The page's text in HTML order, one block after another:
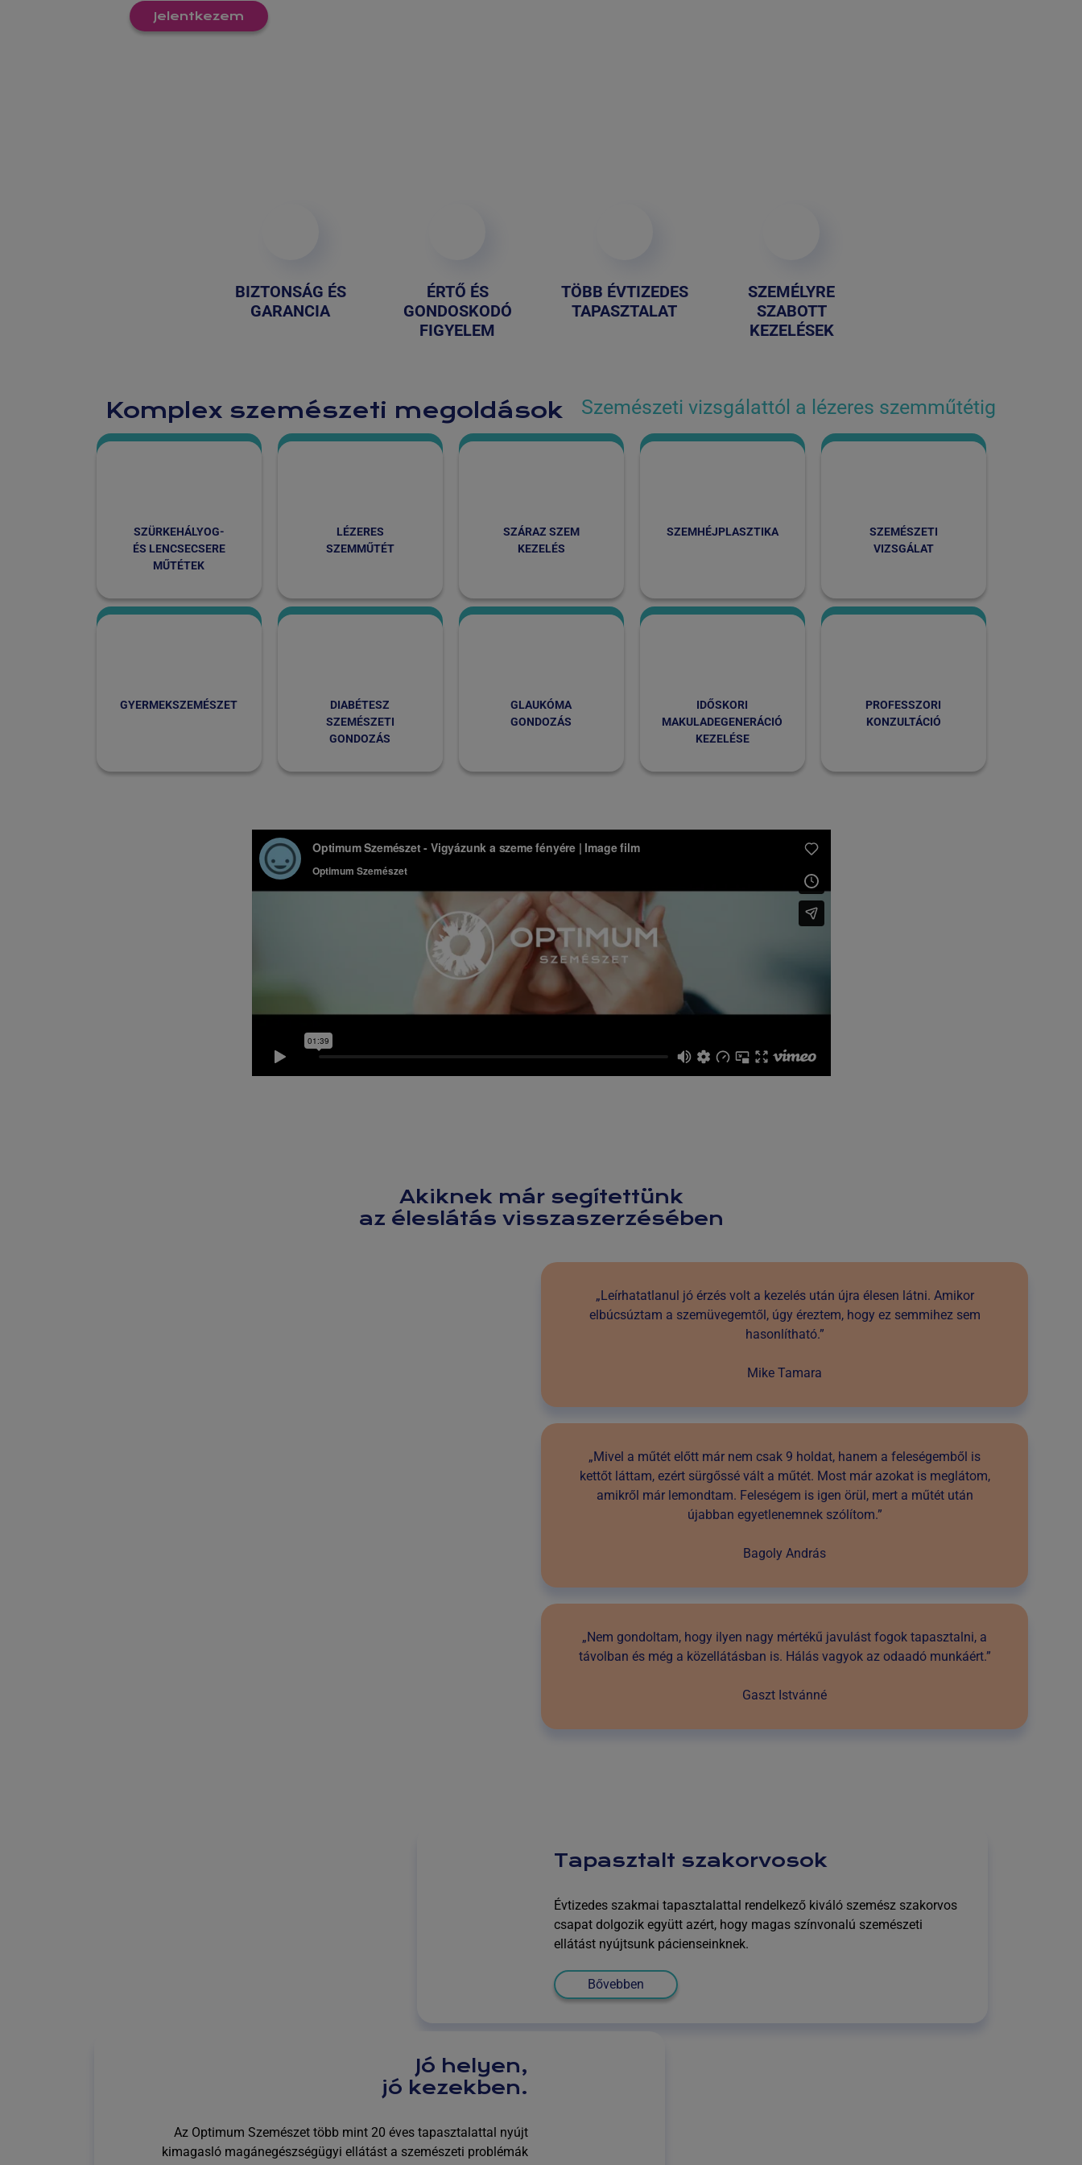
Jelentkezem
BIZTONSÁG ÉS
GARANCIA
ÉRTŐ ÉS
GONDOSKODÓ
FIGYELEM
TÖBB ÉVTIZEDES
TAPASZTALAT
SZEMÉLYRE
SZABOTT
KEZELÉSEK
Komplex szemészeti megoldások Szemészeti vizsgálattól a lézeres szemműtétig
SZÜRKEHÁLYOG-
ÉS LENCSECSERE
MŰTÉTEK
LÉZERES
SZEMMŰTÉT
SZÁRAZ SZEM
KEZELÉS
SZEMHÉJ­PLASZTIKA
SZEMÉSZETI
VIZSGÁLAT
GYERMEK­SZEMÉSZET
DIABÉTESZ
SZEMÉSZETI
GONDOZÁS
GLAUKÓMA
GONDOZÁS
IDŐSKORI
MAKULA­DEGENERÁCIÓ
KEZELÉSE
PROFESSZORI
KONZULTÁCIÓ
Akiknek már segítettünk
az éleslátás visszaszerzésében
„Leírhatatlanul jó érzés volt a kezelés után újra élesen látni. Amikor
elbúcsúztam a szemüvegemtől, úgy éreztem, hogy ez semmihez sem
hasonlítható.”
Mike Tamara
„Mivel a műtét előtt már nem csak 9 holdat, hanem a feleségemből is
kettőt láttam, ezért sürgőssé vált a műtét. Most már azokat is meglátom,
amikről már lemondtam. Feleségem is igen örül, mert a műtét után
újabban egyetlenemnek szólítom.”
Bagoly András
„Nem gondoltam, hogy ilyen nagy mértékű javulást fogok tapasztalni, a
távolban és még a közellátásban is. Hálás vagyok az odaadó munkáért.”
Gaszt Istvánné
Tapasztalt szakorvosok
Évtizedes szakmai tapasztalattal rendelkező kiváló szemész szakorvos
csapat dolgozik együtt azért, hogy magas színvonalú szemészeti
ellátást nyújtsunk pácienseinknek.
Bővebben
Jó helyen,
jó kezekben.
Az Optimum Szemészet több mint 20 éves tapasztalattal nyújt
kimagasló magánegészségügyi ellátást a szemészeti problémák